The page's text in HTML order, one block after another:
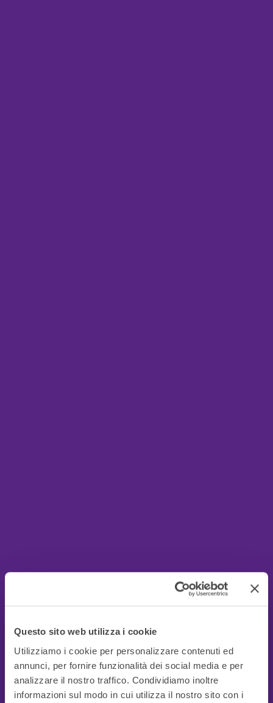
Questo sito web utilizza i cookie
Utilizziamo i cookie per personalizzare contenuti ed
annunci, per fornire funzionalità dei social media e per
analizzare il nostro traffico. Condividiamo inoltre
informazioni sul modo in cui utilizza il nostro sito con i